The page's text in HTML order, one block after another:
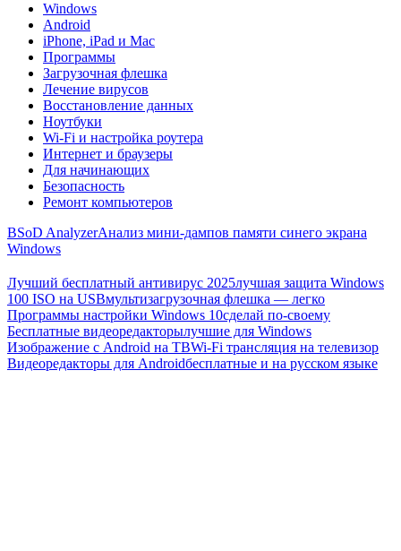
Windows
Android
iPhone, iPad и Mac
Программы
Загрузочная флешка
Лечение вирусов
Восстановление данных
Ноутбуки
Wi-Fi и настройка роутера
Интернет и браузеры
Для начинающих
Безопасность
Ремонт компьютеров
BSoD AnalyzerАнализ мини-дампов памяти синего экрана
Windows
Лучший бесплатный антивирус 2025лучшая защита Windows
100 ISO на USBмультизагрузочная флешка — легко
Программы настройки Windows 10сделай по-своему
Бесплатные видеоредакторылучшие для Windows
Изображение с Android на ТВWi-Fi трансляция на телевизор
Видеоредакторы для Androidбесплатные и на русском языке